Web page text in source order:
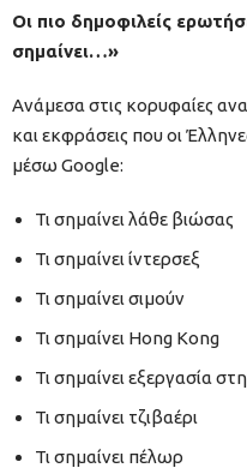
Οι πιο δημοφιλείς
σημαίνει…»
Ανάμεσα στις κορυφαίες
και εκφράσεις που οι
μέσω Google:
Τι σημαίνει λάθε βιώσας
Τι σημαίνει ίντερσεξ
Τι σημαίνει σιμούν
Τι σημαίνει Hong Kong
Τι σημαίνει εξεργασία
Τι σημαίνει τζιβαέρι
Τι σημαίνει πέλωρ